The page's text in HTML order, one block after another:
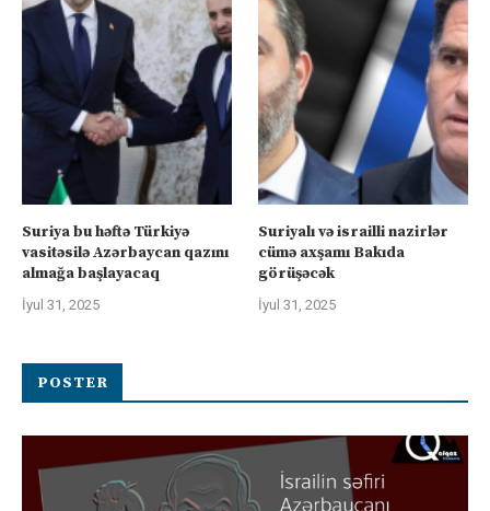
Suriya bu həftə Türkiyə
vasitəsilə Azərbaycan qazını
almağa başlayacaq
İyul 31, 2025
Suriyalı və israilli nazirlər
cümə axşamı Bakıda
görüşəcək
İyul 31, 2025
POSTER